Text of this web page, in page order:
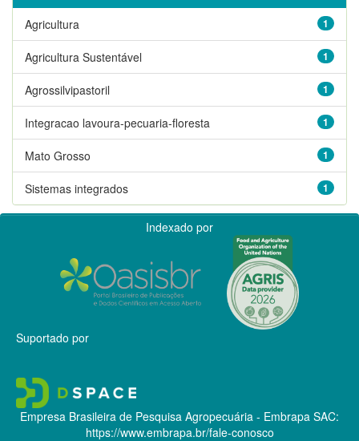
1
Agricultura
1
Agricultura Sustentável
1
Agrossilvipastoril
1
Integracao lavoura-pecuaria-floresta
1
Mato Grosso
1
Sistemas integrados
Indexado por
Suportado por
Empresa Brasileira de Pesquisa Agropecuária - Embrapa SAC:
https://www.embrapa.br/fale-conosco